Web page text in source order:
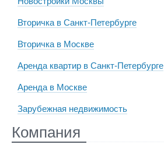
Вторичка в Санкт-Петербурге
Вторичка в Москве
Аренда квартир в Санкт-Петербурге
Аренда в Москве
Зарубежная недвижимость
Компания